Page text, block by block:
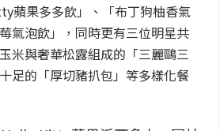
蘋果多多飲」、「布丁狗柚香氣
氣泡飲」，同時更有三位明星共
米與奢華松露組成的「三麗鷗三
足的「厚切豬扒包」等多樣化餐